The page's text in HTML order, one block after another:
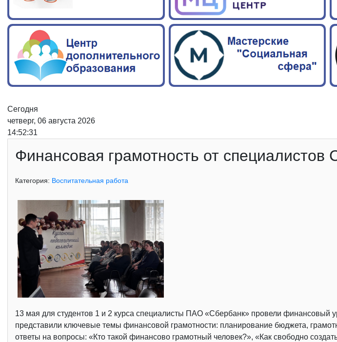
Сегодня
четверг, 06 августа 2026
14:52:32
Финансовая грамотность от специалистов
Категория: Воспитательная работа
13 мая для студентов 1 и 2 курса специалисты ПАО «Сбербанк» провели финансовый
представили ключевые темы финансовой грамотности: планирование бюджета,
ответы на вопросы: «Кто такой финансово грамотный человек?», «Как свободно